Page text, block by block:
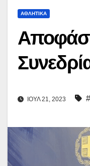
ΑΘΛΗΤΙΚΆ
ΙΟΎΛ 21, 2023